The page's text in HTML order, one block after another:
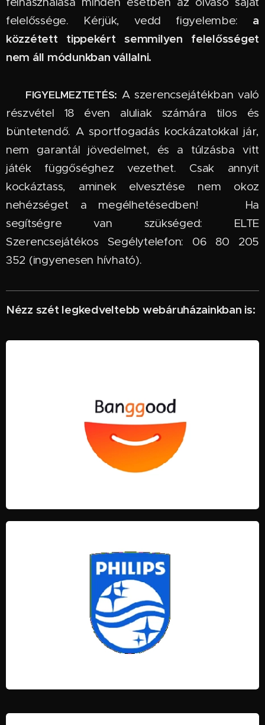
felelőssége. Kérjük, vedd figyelembe: a
közzétett tippekért semmilyen felelősséget
nem áll módunkban vállalni.
FIGYELMEZTETÉS: A szerencsejátékban való
részvétel 18 éven aluliak számára tilos és
büntetendő. A sportfogadás kockázatokkal jár,
nem garantál jövedelmet, és a túlzásba vitt
játék függőséghez vezethet. Csak annyit
kockáztass, aminek elvesztése nem okoz
nehézséget a megélhetésedben! 🆘 Ha
segítségre van szükséged: ELTE
Szerencsejátékos Segélytelefon: 06 80 205
352 (ingyenesen hívható).
Nézz szét legkedveltebb webáruházainkban is: